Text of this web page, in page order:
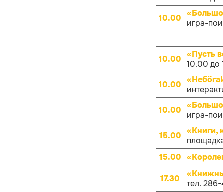
10.00
игра-
10.00 «Пусть
10.00 до
10.00
10.00
игра-
15.00 «Книги,
15.00
17.30
тел.